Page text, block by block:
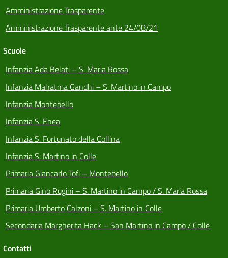
Amministrazione Trasparente
Amministrazione Trasparente ante 24/08/21
Scuole
Infanzia Ada Belati – S. Maria Rossa
Infanzia Mahatma Gandhi – S. Martino in Campo
Infanzia Montebello
Infanzia S. Enea
Infanzia S. Fortunato della Collina
Infanzia S. Martino in Colle
Primaria Giancarlo Tofi – Montebello
Primaria Gino Rugini – S. Martino in Campo / S. Maria Rossa
Primaria Umberto Calzoni – S. Martino in Colle
Secondaria Margherita Hack – San Martino in Campo / Colle
Contatti